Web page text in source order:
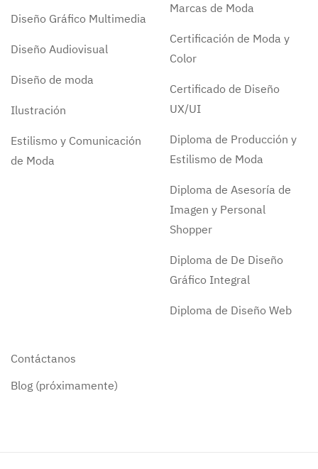
Diseño Gráfico Multimedia
Diseño Audiovisual
Diseño de moda
Ilustración
Estilismo y Comunicación
de Moda
Marcas de Moda
Certificación de Moda y
Color
Certificado de Diseño
UX/UI
Diploma de Producción y
Estilismo de Moda
Diploma de Asesoría de
Imagen y Personal
Shopper
Diploma de De Diseño
Gráfico Integral
Diploma de Diseño Web
Contáctanos
Blog (próximamente)